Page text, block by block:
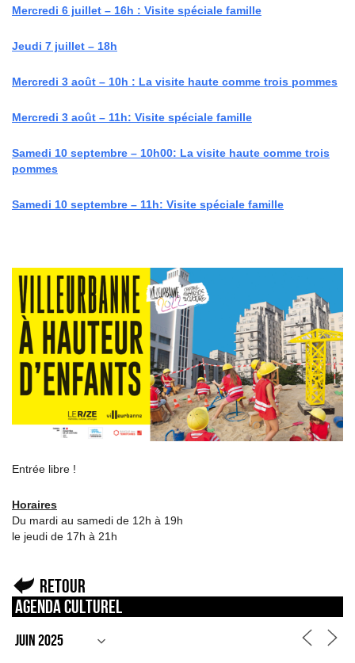
Mercredi 6 juillet – 16h : Visite spéciale famille
Jeudi 7 juillet – 18h
Mercredi 3 août – 10h : La visite haute comme trois pommes
Mercredi 3 août – 11h: Visite spéciale famille
Samedi 10 septembre – 10h00: La visite haute comme trois
pommes
Samedi 10 septembre – 11h: Visite spéciale famille
Entrée libre !
Horaires
Du mardi au samedi de 12h à 19h
le jeudi de 17h à 21h
Retour
Agenda culturel